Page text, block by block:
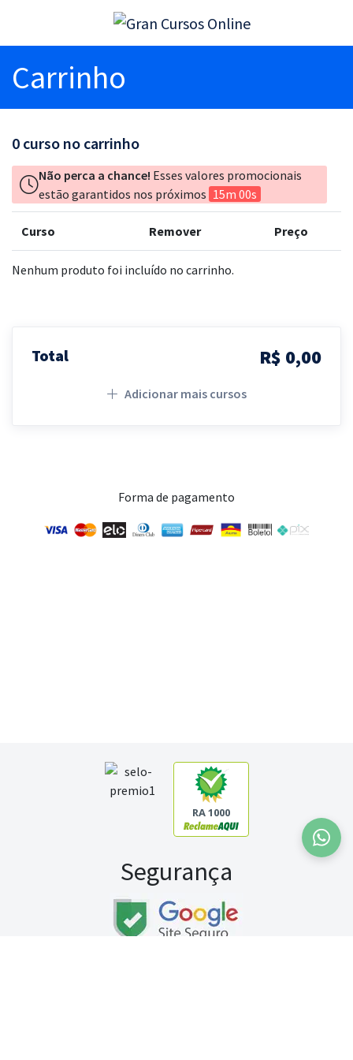
Carrinho
0 curso no carrinho
Não perca a chance! Esses valores promocionais
estão garantidos nos próximos 15m 00s
Curso Remover Preço
Nenhum produto foi incluído no carrinho.
Total R$ 0,00
Adicionar mais cursos
Forma de pagamento
RA 1000
Segurança